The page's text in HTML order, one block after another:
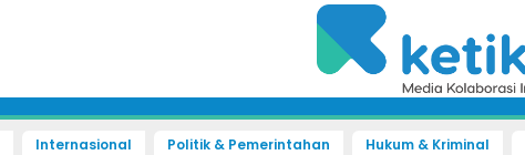
Internasional Politik & Pemerintahan Hukum & Kriminal